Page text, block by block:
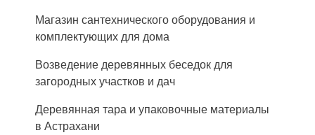
Магазин сантехнического оборудования и
комплектующих для дома
Возведение деревянных беседок для
загородных участков и дач
Деревянная тара и упаковочные материалы
в Астрахани